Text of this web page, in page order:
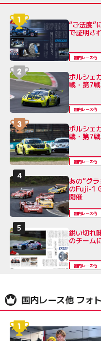
“ご法度”
で証明さ
国内レース他
ポルシェ
戦・第7
国内レース他
ポルシェ
戦・第7
国内レース他
あの“グ
のFuji-1
開催
国内レース他
鋭い切れ
のチーム
国内レース他
国内レース他 フォ